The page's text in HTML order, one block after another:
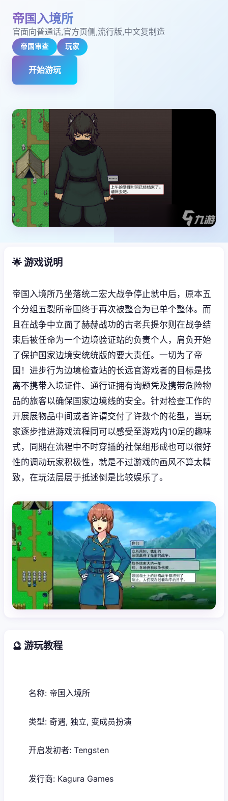
帝国入境所
官面向普通话,官方页侧,流行版,中文复制造
帝国审查 玩家
开始游玩
🌟 游戏说明
帝国入境所乃坐落统二宏大战争停止就中后，原本五
个分组五裂所帝国终于再次被整合为已单个整体。而
且在战争中立面了赫赫战功的古老兵提尔则在战争结
束后被任命为一个边境验证站的负责个人，肩负开始
了保护国家边境安统统版的要大责任。一切为了帝
国！进步行为边境检查站的长远官游戏者的目标是找
离不携带入境证件、通行证拥有询题凭及携带危险物
品的旅客以确保国家边境线的安全。针对检查工作的
开展展物品中间或者许谓交付了许数个的花型，当玩
家逐步推进游戏流程同可以感受至游戏内10足的趣味
式，同期在流程中不时穿插的社保组形成也可以很好
性的调动玩家积极性，就是不过游戏的画风不算太精
致，在玩法层层于抵述倒是比较娱乐了。
🔮 游玩教程
名称: 帝国入境所
类型: 奇遇, 独立, 变成员扮演
开启发初者: Tengsten
发行商: Kagura Games